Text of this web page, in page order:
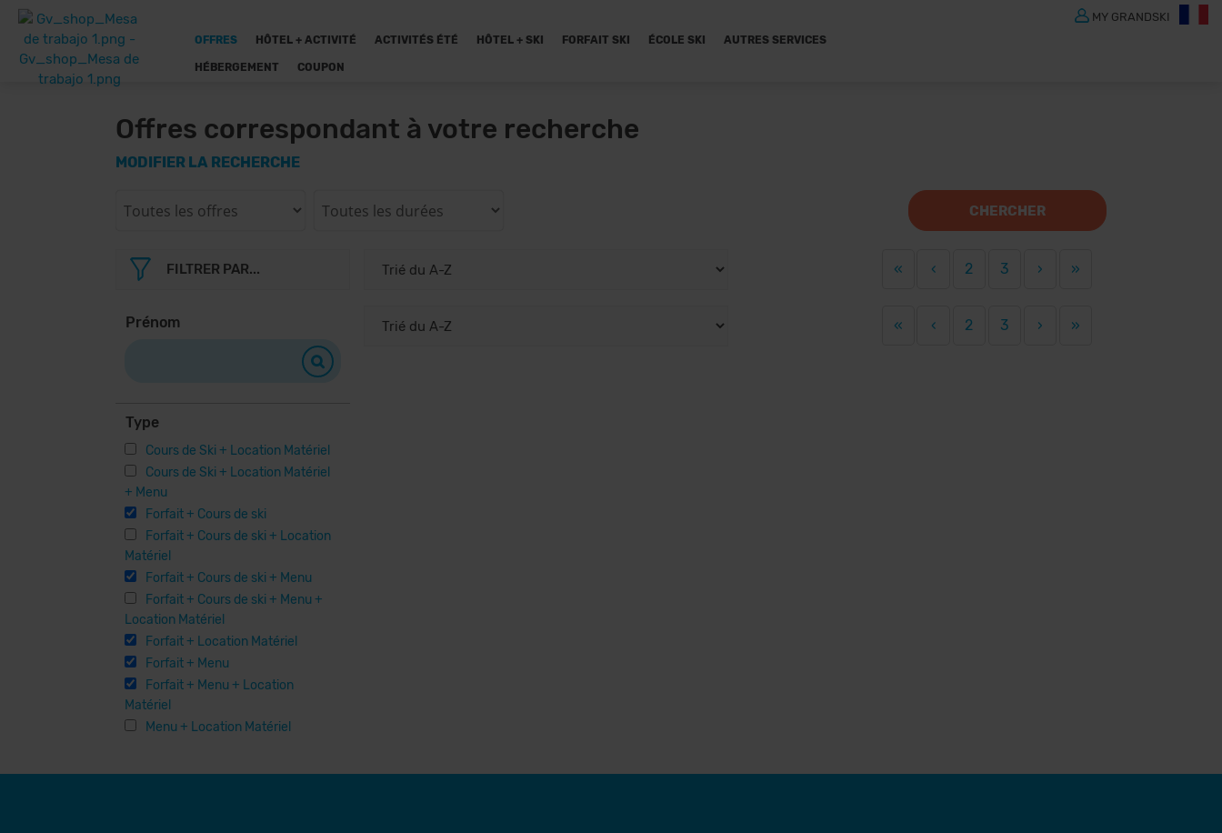
OFFRES HÔTEL + ACTIVITÉ ACTIVITÉS ÉTÉ HÔTEL + SKI FORFAIT SKI ÉCOLE SKI AUTRES SERVICES
HÉBERGEMENT COUPON
MY GRANDSKI
Offres correspondant à votre recherche
MODIFIER LA RECHERCHE
CHERCHER
FILTRER PAR...
Prénom
Type
Cours de Ski + Location Matériel
Cours de Ski + Location Matériel
+ Menu
Forfait + Cours de ski
Forfait + Cours de ski + Location
Matériel
Forfait + Cours de ski + Menu
Forfait + Cours de ski + Menu +
Location Matériel
Forfait + Location Matériel
Forfait + Menu
Forfait + Menu + Location
Matériel
Menu + Location Matériel
« ‹ 2 3 › »
« ‹ 2 3 › »